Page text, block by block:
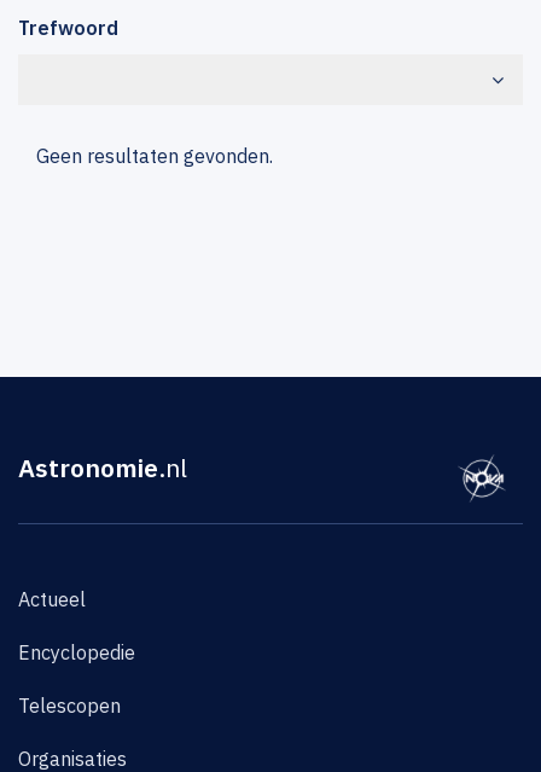
Trefwoord
Geen resultaten gevonden.
Astronomie.nl
Actueel
Encyclopedie
Telescopen
Organisaties